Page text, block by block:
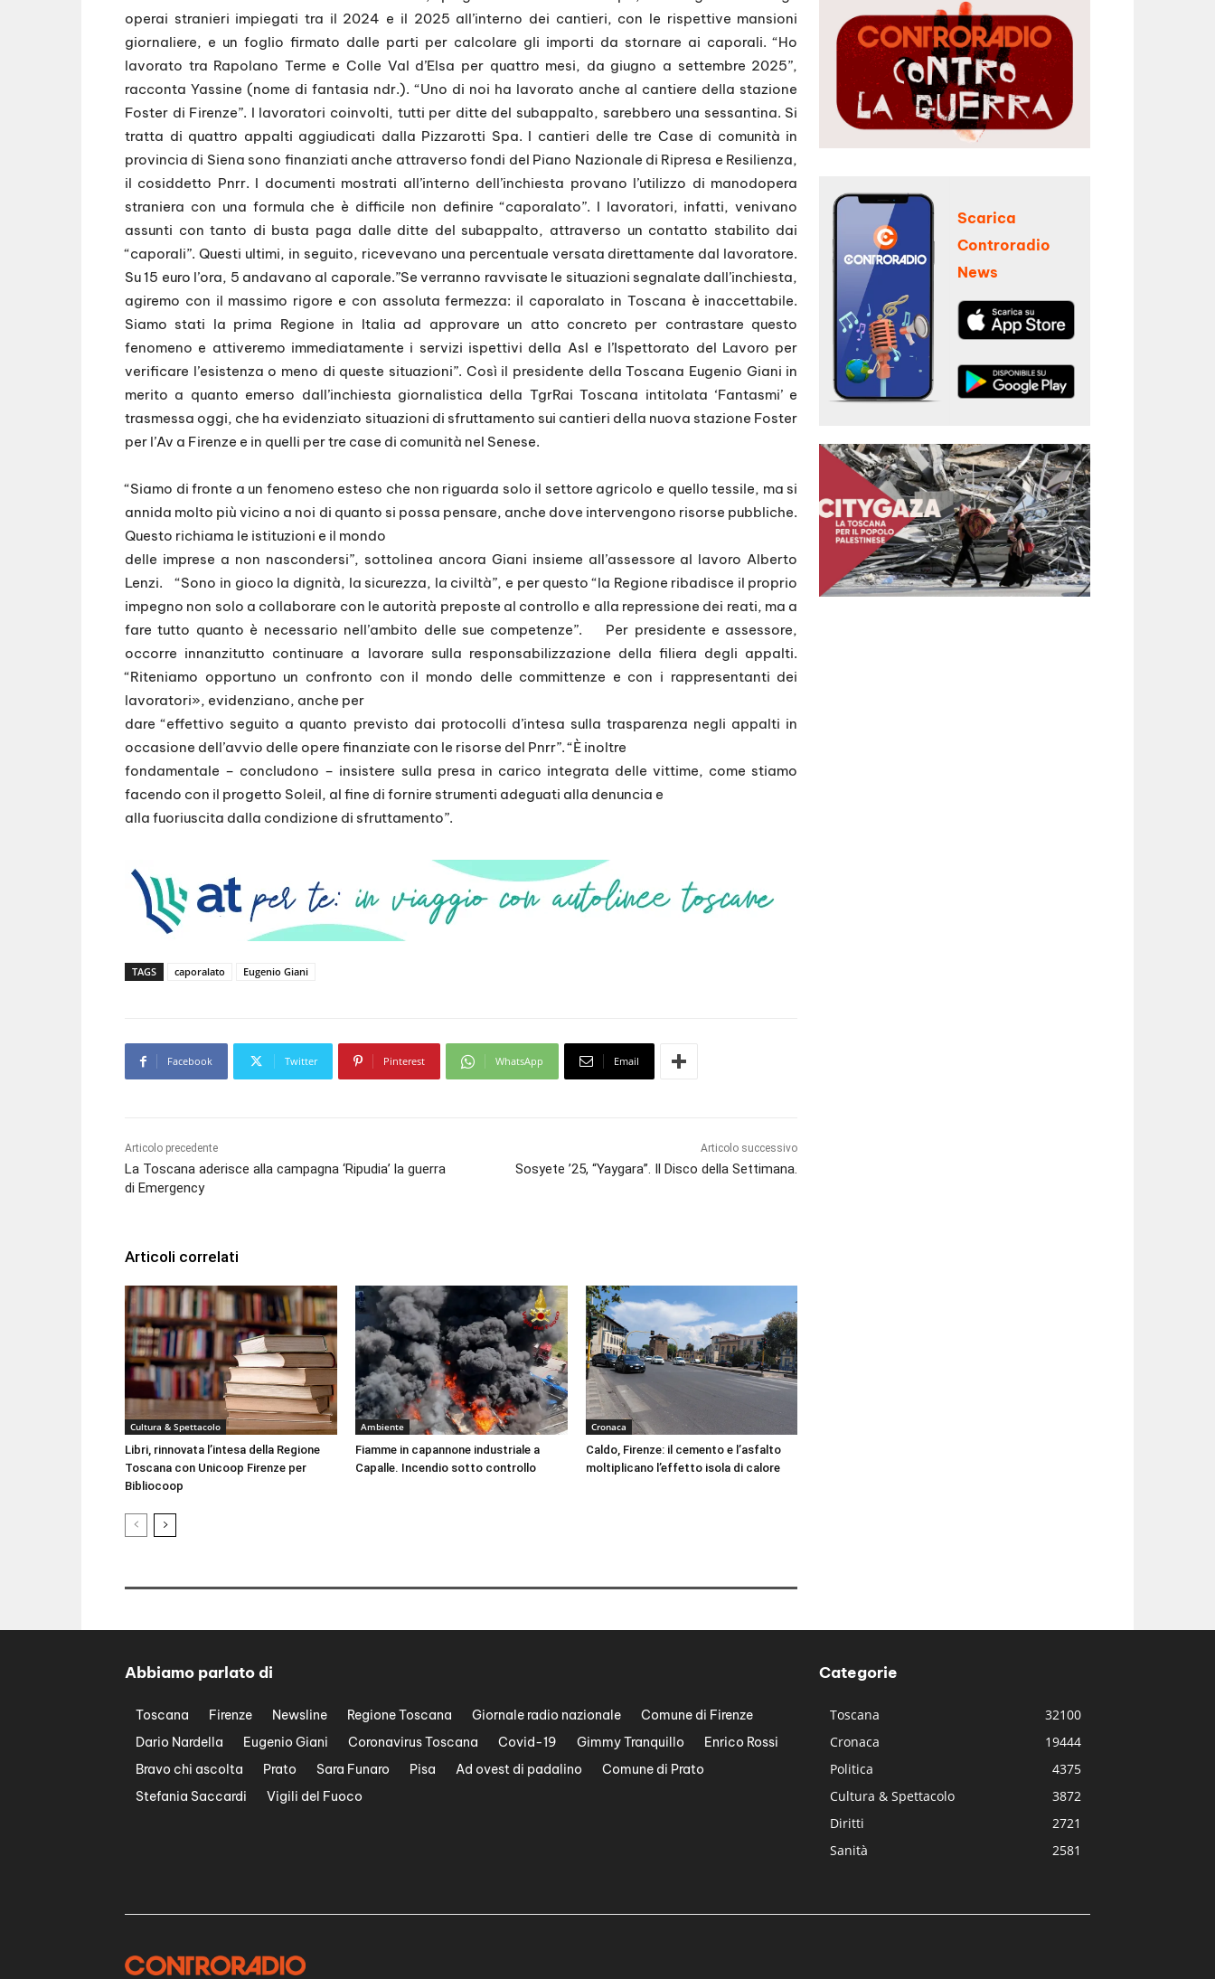
operai stranieri impiegati tra il 2024 e il 2025 all’interno dei cantieri, con le rispettive mansioni
giornaliere, e un foglio firmato dalle parti per calcolare gli importi da stornare ai caporali. “Ho
lavorato tra Rapolano Terme e Colle Val d’Elsa per quattro mesi, da giugno a settembre 2025”,
racconta Yassine (nome di fantasia ndr.). “Uno di noi ha lavorato anche al cantiere della stazione
Foster di Firenze”. I lavoratori coinvolti, tutti per ditte del subappalto, sarebbero una sessantina. Si
tratta di quattro appalti aggiudicati dalla Pizzarotti Spa. I cantieri delle tre Case di comunità in
provincia di Siena sono finanziati anche attraverso fondi del Piano Nazionale di Ripresa e Resilienza,
il cosiddetto Pnrr. I documenti mostrati all’interno dell’inchiesta provano l’utilizzo di manodopera
straniera con una formula che è difficile non definire “caporalato”. I lavoratori, infatti, venivano
assunti con tanto di busta paga dalle ditte del subappalto, attraverso un contatto stabilito dai
“caporali”. Questi ultimi, in seguito, ricevevano una percentuale versata direttamente dal lavoratore.
Su 15 euro l’ora, 5 andavano al caporale.”Se verranno ravvisate le situazioni segnalate dall’inchiesta,
agiremo con il massimo rigore e con assoluta fermezza: il caporalato in Toscana è inaccettabile.
Siamo stati la prima Regione in Italia ad approvare un atto concreto per contrastare questo
fenomeno e attiveremo immediatamente i servizi ispettivi della Asl e l’Ispettorato del Lavoro per
verificare l’esistenza o meno di queste situazioni”. Così il presidente della Toscana Eugenio Giani in
merito a quanto emerso dall’inchiesta giornalistica della TgrRai Toscana intitolata ‘Fantasmi’ e
trasmessa oggi, che ha evidenziato situazioni di sfruttamento sui cantieri della nuova stazione Foster
per l’Av a Firenze e in quelli per tre case di comunità nel Senese.
“Siamo di fronte a un fenomeno esteso che non riguarda solo il settore agricolo e quello tessile, ma si
annida molto più vicino a noi di quanto si possa pensare, anche dove intervengono risorse pubbliche.
Questo richiama le istituzioni e il mondo
delle imprese a non nascondersi”, sottolinea ancora Giani insieme all’assessore al lavoro Alberto
Lenzi. “Sono in gioco la dignità, la sicurezza, la civiltà”, e per questo “la Regione ribadisce il proprio
impegno non solo a collaborare con le autorità preposte al controllo e alla repressione dei reati, ma a
fare tutto quanto è necessario nell’ambito delle sue competenze”. Per presidente e assessore,
occorre innanzitutto continuare a lavorare sulla responsabilizzazione della filiera degli appalti.
“Riteniamo opportuno un confronto con il mondo delle committenze e con i rappresentanti dei
lavoratori», evidenziano, anche per
dare “effettivo seguito a quanto previsto dai protocolli d’intesa sulla trasparenza negli appalti in
occasione dell’avvio delle opere finanziate con le risorse del Pnrr”. “È inoltre
fondamentale – concludono – insistere sulla presa in carico integrata delle vittime, come stiamo
facendo con il progetto Soleil, al fine di fornire strumenti adeguati alla denuncia e
alla fuoriuscita dalla condizione di sfruttamento”.
TAGS caporalato Eugenio Giani
Facebook Twitter Pinterest WhatsApp Email
Articolo precedente
La Toscana aderisce alla campagna ‘Ripudia’ la guerra
di Emergency
Articolo successivo
Sosyete ’25, “Yaygara”. Il Disco della Settimana.
Articoli correlati
Cultura & Spettacolo
Libri, rinnovata l’intesa della Regione
Toscana con Unicoop Firenze per
Bibliocoop
Ambiente
Fiamme in capannone industriale a
Capalle. Incendio sotto controllo
Cronaca
Caldo, Firenze: il cemento e l’asfalto
moltiplicano l’effetto isola di calore
Scarica
Controradio
News
Abbiamo parlato di
Toscana Firenze Newsline Regione Toscana Giornale radio nazionale
Comune di Firenze
Dario Nardella
Eugenio Giani Coronavirus Toscana Covid-19 Gimmy Tranquillo
Enrico Rossi
Bravo chi ascolta
Prato Sara Funaro Pisa Ad ovest di padalino
Comune di Prato
Stefania Saccardi
Vigili del Fuoco
Categorie
Toscana
32100
Cronaca
19444
Politica
4375
Cultura & Spettacolo
3872
Diritti
2721
Sanità
2581